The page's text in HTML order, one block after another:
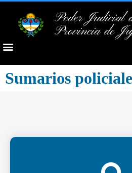
Poder Judicial
Provincia de
Sumarios